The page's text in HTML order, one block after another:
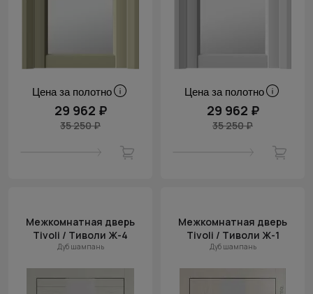
Цена за полотно
29 962 ₽
35 250 ₽
Цена за полотно
29 962 ₽
35 250 ₽
Межкомнатная дверь
Tivoli / Тиволи Ж-4
Дуб шампань
Межкомнатная дверь
Tivoli / Тиволи Ж-1
Дуб шампань